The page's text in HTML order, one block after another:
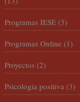
Programas IESE (3)
Programas Online (1)
Proyectos (2)
Psicología positiva (3)